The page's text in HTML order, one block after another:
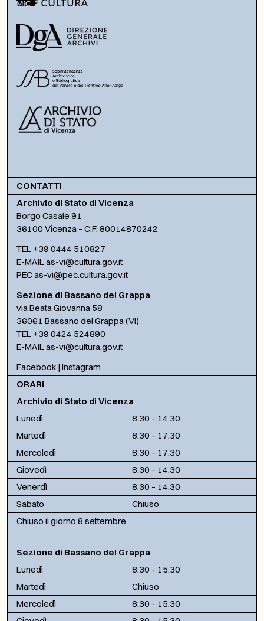
CONTATTI
Archivio di Stato di Vicenza
Borgo Casale 91
36100 Vicenza – C.F. 80014870242
TEL +39 0444 510827
E-MAILas-vi@cultura.gov.it
PECas-vi@pec.cultura.gov.it
Sezione di Bassano del Grappa
via Beata Giovanna 58
36061 Bassano del Grappa (VI)
TEL +39 0424 524890
E-MAILas-vi@cultura.gov.it
Facebook | Instagram
ORARI
Archivio di Stato di Vicenza
Lunedì
8.30 – 14.30
Martedì
8.30 – 17.30
Mercoledì
8.30 – 17.30
Giovedì
8.30 – 14.30
Venerdì
8.30 – 14.30
Sabato
Chiuso
Chiuso il giorno 8 settembre
Sezione di Bassano del Grappa
Lunedì
8.30 – 15.30
Martedì
Chiuso
Mercoledì
8.30 – 15.30